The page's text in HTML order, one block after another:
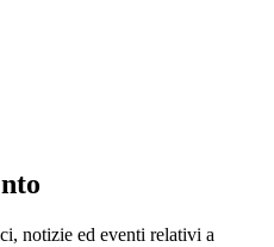
notizie ed eventi relativi a